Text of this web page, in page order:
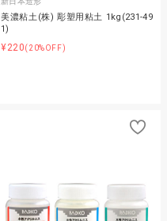
美濃粘土(株) 彫塑用粘土 1kg(231-49
1)
¥220(20%OFF)